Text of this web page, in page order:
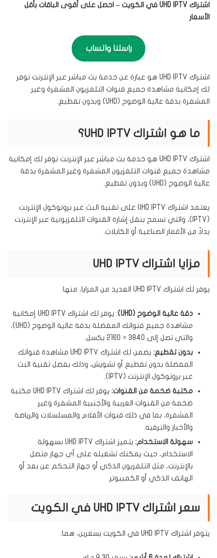
اشتراك UHD IPTV في الكويت – احصل على أقوى الباقات بأقل
الأسعار
راسلنا واتساب
اشتراك UHD IPTV هو عبارة عن خدمة بث مباشر عبر الإنترنت توفر
لك إمكانية مشاهدة جميع قنوات التلفزيون المشفرة وغير
المشفرة بدقة عالية الوضوح (UHD) وبدون تقطيع.
ما هو اشتراك UHD IPTV؟
اشتراك UHD IPTV هو خدمة بث مباشر عبر الإنترنت توفر لك إمكانية
مشاهدة جميع قنوات التلفزيون المشفرة وغير المشفرة بدقة
عالية الوضوح (UHD) وبدون تقطيع.
يعتمد اشتراك UHD IPTV على تقنية البث عبر بروتوكول الإنترنت
(IPTV)، والتي تسمح بنقل إشارة القنوات التلفزيونية عبر الإنترنت
بدلاً من الأقمار الصناعية أو الكابلات.
مزايا اشتراك UHD IPTV
يوفر لك اشتراك UHD IPTV العديد من المزايا، منها:
دقة عالية الوضوح (UHD)
: يوفر لك اشتراك UHD IPTV إمكانية
مشاهدة جميع قنواتك المفضلة بدقة عالية الوضوح (UHD)،
والتي تصل إلى 3840 × 2160 بكسل.
بدون تقطيع:
يضمن لك اشتراك UHD IPTV مشاهدة قنواتك
المفضلة بدون تقطيع أو تشويش، وذلك بفضل تقنية البث
عبر بروتوكول الإنترنت (IPTV).
مكتبة ضخمة من القنوات:
يوفر لك اشتراك UHD IPTV مكتبة
ضخمة من القنوات العربية والأجنبية المشفرة وغير
المشفرة، بما في ذلك قنوات الأفلام والمسلسلات والرياضة
والأخبار والترفيه.
سهولة الاستخدام:
يتميز اشتراك UHD IPTV بسهولة
الاستخدام، حيث يمكنك تشغيله على أي جهاز متصل
بالإنترنت، مثل التلفزيون الذكي أو جهاز التحكم عن بعد أو
الهاتف الذكي أو الكمبيوتر.
سعر اشتراك UHD IPTV في الكويت
يتوفر اشتراك UHD IPTV في الكويت بسعرين، هما: